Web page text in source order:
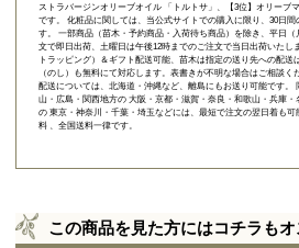
ストラバージンオリーブオイル 「トルトサ」
、【3位】 オリーブ
です。 化粧品に関しては、当公式サイトでの購入に限り、 30日間
す。 一部商品（苗木・予約商品・入荷待ち商品）を除き、平日
文で即日出荷、土曜日は午後12時までのご注文で当日出荷いたし
トラッピング）＆ギフト配送可能、苗木は指定の送り先への配
（のし）も無料にて対応します。表書きが不明な場合はご相談く
配送については、北海道・沖縄など、離島にもお送り可能です。
山・広島・関西地方の 大阪・京都・滋賀・奈良・和歌山・兵庫
の 東京・神奈川・千葉・埼玉などには、最短で注文の翌日着も可
料 、全国送料一律です。
この商品を見た方にはコチラもオ